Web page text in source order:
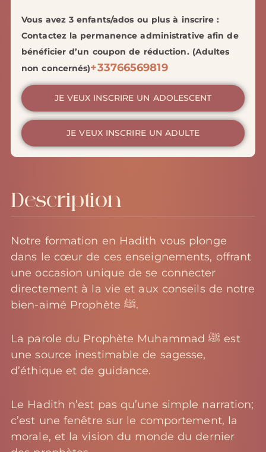
Description
Notre formation en Hadith vous plonge
dans le cœur de ces enseignements, offrant
une occasion unique de se connecter
directement à la vie et aux conseils de notre
bien-aimé Prophète ﷺ.
La parole du Prophète Muhammad ﷺ est
une source inestimable de sagesse,
d’éthique et de guidance.
Le Hadith n’est pas qu’une simple narration;
c’est une fenêtre sur le comportement, la
morale, et la vision du monde du dernier
Vous avez 3 enfants/ados ou plus à inscrire :
Contactez la permanence administrative afin de
bénéficier d’un coupon de réduction. (Adultes
non concernés)+33766569819
JE VEUX INSCRIRE UN ADOLESCENT
JE VEUX INSCRIRE UN ADULTE